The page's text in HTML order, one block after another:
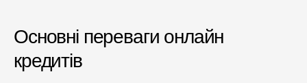
Основні переваги онлайн
кредитів